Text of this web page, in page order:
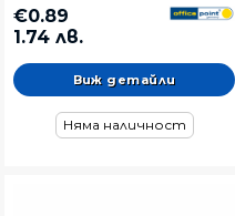
€0.89
1.74 лв.
Виж детайли
Няма наличност